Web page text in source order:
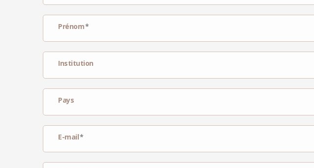
Prénom
Institution
Pays
E-mail